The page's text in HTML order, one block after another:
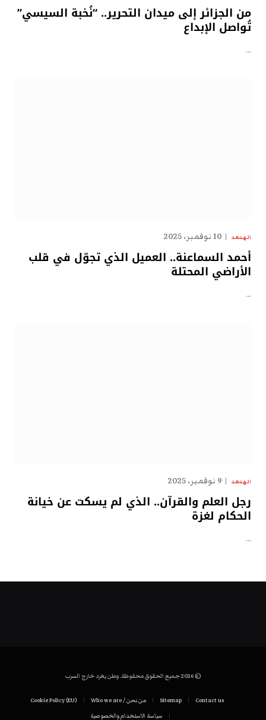
من الجزائر إلى ميدان التحرير.. “نُخبة السيسي”
تُواصل الإبداع
…
الهدهد 10 نوفمبر، 2025
أحمد السماعنة.. العميل الذي تجوّل في قلب
الأراضي المحتلة
…
الهدهد 9 نوفمبر، 2025
رجل العلم والقرآن.. الذي لم يسكت عن خيانة
الحكام لغزة
…
© 2026 جميع الحقوق محفوظة. وطن يغرد خارج السرب
Contact us
Sitemap من نحن / Who we are
Cookie Policy (EU)
سياسة الاستخدام والخصوصية